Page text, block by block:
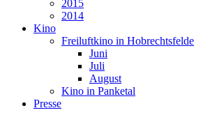
2015
2014
Kino
Freiluftkino in Hobrechtsfelde
Juni
Juli
August
Kino in Panketal
Presse